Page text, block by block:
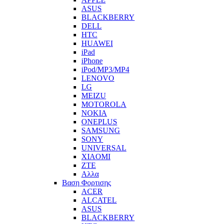
ASUS
BLACKBERRY
DELL
HTC
HUAWEI
iPad
iPhone
iPod/MP3/MP4
LENOVO
LG
MEIZU
MOTOROLA
NOKIA
ONEPLUS
SAMSUNG
SONY
UNIVERSAL
XIAOMI
ZTE
Αλλα
Βαση Φορτισης
ACER
ALCATEL
ASUS
BLACKBERRY